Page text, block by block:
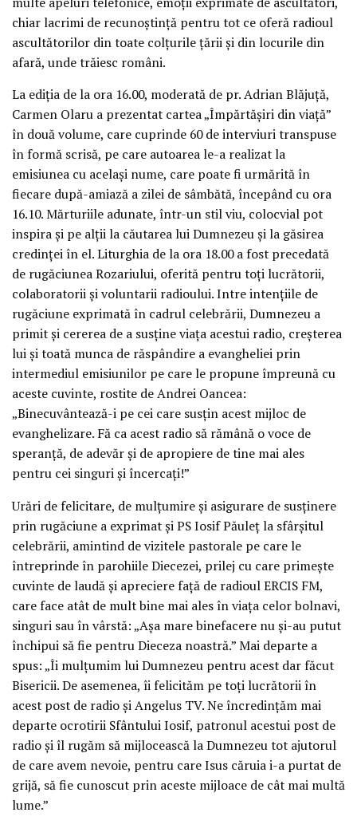
chiar lacrimi de recunoștință pentru tot ce oferă radioul
ascultătorilor din toate colțurile țării și din locurile din
afară, unde trăiesc români.
La ediția de la ora 16.00, moderată de pr. Adrian Blăjuță,
Carmen Olaru a prezentat cartea „Împărtășiri din viață”
în două volume, care cuprinde 60 de interviuri transpuse
în formă scrisă, pe care autoarea le-a realizat la
emisiunea cu același nume, care poate fi urmărită în
fiecare după-amiază a zilei de sâmbătă, începând cu ora
16.10. Mărturiile adunate, într-un stil viu, colocvial pot
inspira și pe alții la căutarea lui Dumnezeu și la găsirea
credinței în el. Liturghia de la ora 18.00 a fost precedată
de rugăciunea Rozariului, oferită pentru toți lucrătorii,
colaboratorii și voluntarii radioului. Intre intențiile de
rugăciune exprimată în cadrul celebrării, Dumnezeu a
primit și cererea de a susține viața acestui radio, creșterea
lui și toată munca de răspândire a evangheliei prin
intermediul emisiunilor pe care le propune împreună cu
aceste cuvinte, rostite de Andrei Oancea:
„Binecuvântează-i pe cei care susțin acest mijloc de
evanghelizare. Fă ca acest radio să rămână o voce de
speranță, de adevăr și de apropiere de tine mai ales
pentru cei singuri și încercați!”
Urări de felicitare, de mulțumire și asigurare de susținere
prin rugăciune a exprimat și PS Iosif Păuleț la sfârșitul
celebrării, amintind de vizitele pastorale pe care le
întreprinde în parohiile Diecezei, prilej cu care primește
cuvinte de laudă și apreciere față de radioul ERCIS FM,
care face atât de mult bine mai ales în viața celor bolnavi,
singuri sau în vârstă: „Așa mare binefacere nu și-au putut
închipui să fie pentru Dieceza noastră.” Mai departe a
spus: „Îi mulțumim lui Dumnezeu pentru acest dar făcut
Bisericii. De asemenea, îi felicităm pe toți lucrătorii în
acest post de radio și Angelus TV. Ne încredințăm mai
departe ocrotirii Sfântului Iosif, patronul acestui post de
radio și îl rugăm să mijlocească la Dumnezeu tot ajutorul
de care avem nevoie, pentru care Isus căruia i-a purtat de
grijă, să fie cunoscut prin aceste mijloace de cât mai multă
lume.”